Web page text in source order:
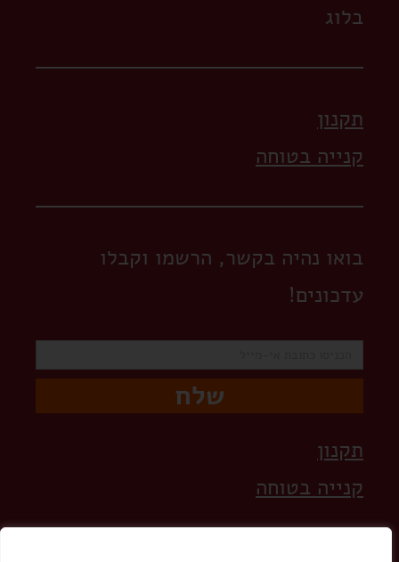
בלוג
תקנון
קנייה בטוחה
בואו נהיה בקשר, הרשמו וקבלו
עדכונים!
שלח
תקנון
קנייה בטוחה